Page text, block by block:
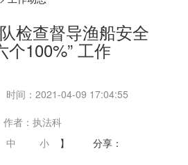
检查督导渔船安全
个100%” 工作
时间：2021-04-09 17:04:55
作者：执法科
中 小 】 分享：